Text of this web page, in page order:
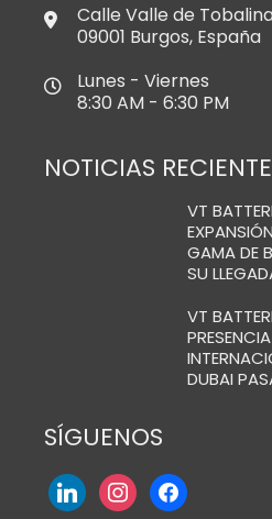
Calle Valle de
09001 Burgos, España
Lunes - Viernes
8:30 AM - 6:30 PM
NOTICIAS
VT
GAMA DE
SU
VT
DUBAI
SÍGUENOS